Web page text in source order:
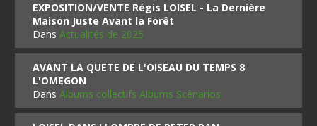
EXPOSITION/VENTE Régis LOISEL - La Dernière
Maison Juste Avant la Forêt
DansActualités de 2025
AVANT LA QUETE DE L'OISEAU DU TEMPS 8
L'OMEGON
DansAlbums collectifs Albums Scénarios